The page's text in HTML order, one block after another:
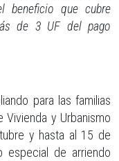
beneficio que cubre
de 3 UF del pago
para las familias
y Urbanismo
y hasta al 15 de
especial de arriendo